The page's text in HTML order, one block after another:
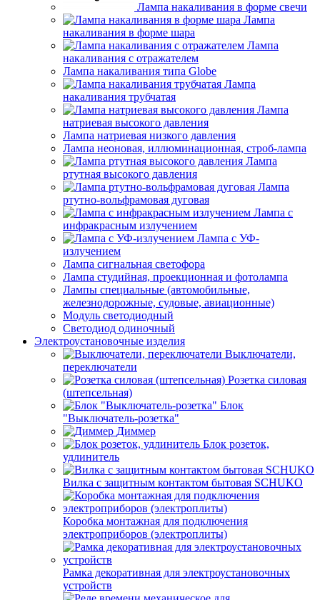
Лампа накаливания в форме свечи
Лампа
накаливания в форме шара
Лампа
накаливания с отражателем
Лампа накаливания типа Globe
Лампа
накаливания трубчатая
Лампа
натриевая высокого давления
Лампа натриевая низкого давления
Лампа неоновая, иллюминационная, строб-лампа
Лампа
ртутная высокого давления
Лампа
ртутно-вольфрамовая дуговая
Лампа с
инфракрасным излучением
Лампа с УФ-
излучением
Лампа сигнальная светофора
Лампа студийная, проекционная и фотолампа
Лампы специальные (автомобильные,
железнодорожные, судовые, авиационные)
Модуль светодиодный
Светодиод одиночный
Электроустановочные изделия
Выключатели,
переключатели
Розетка силовая
(штепсельная)
Блок
"Выключатель-розетка"
Диммер
Блок розеток,
удлинитель
Вилка с защитным контактом бытовая SCHUKO
Коробка монтажная для подключения
электроприборов (электроплиты)
Рамка декоративная для электроустановочных
устройств